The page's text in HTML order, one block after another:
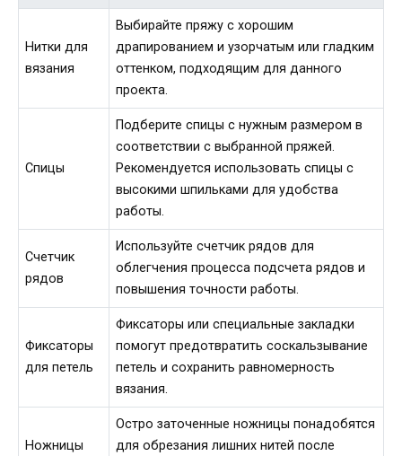
Нитки для
вязания
Выбирайте пряжу с хорошим
драпированием и узорчатым или гладким
оттенком, подходящим для данного
проекта.
Спицы
Подберите спицы с нужным размером в
соответствии с выбранной пряжей.
Рекомендуется использовать спицы с
высокими шпильками для удобства
работы.
Счетчик
рядов
Используйте счетчик рядов для
облегчения процесса подсчета рядов и
повышения точности работы.
Фиксаторы
для петель
Фиксаторы или специальные закладки
помогут предотвратить соскальзывание
петель и сохранить равномерность
вязания.
Ножницы
Остро заточенные ножницы понадобятся
для обрезания лишних нитей после